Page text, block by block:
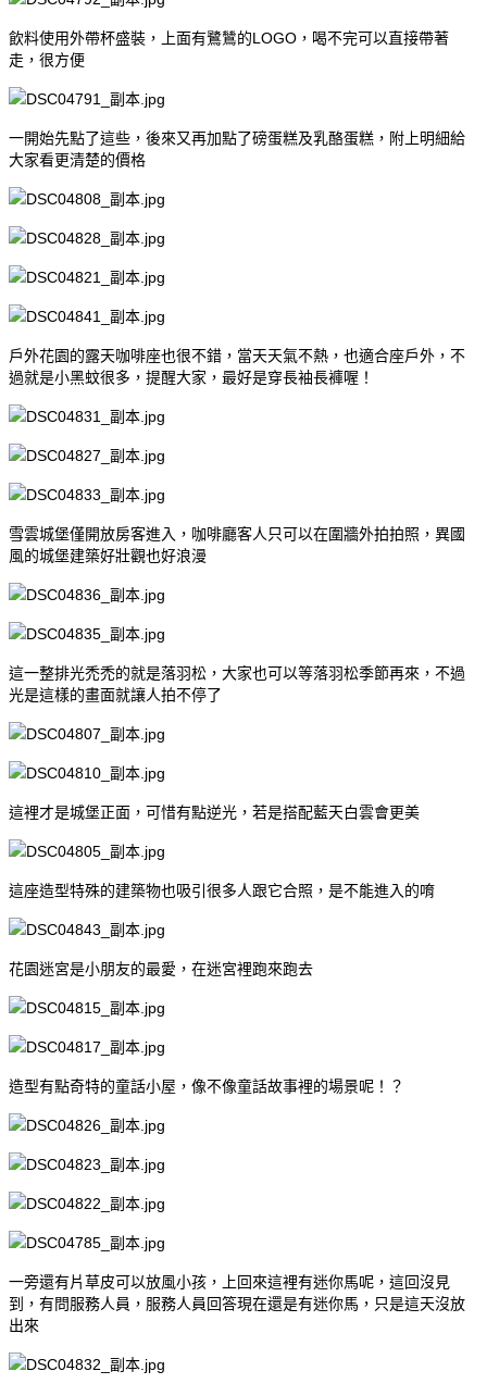
飲料使用外帶杯盛裝，上面有鷺鷥的LOGO，喝不完可以直接帶著
走，很方便
一開始先點了這些，後來又再加點了磅蛋糕及乳酪蛋糕，附上明細給
大家看更清楚的價格
戶外花園的露天咖啡座也很不錯，當天天氣不熱，也適合座戶外，不
過就是小黑蚊很多，提醒大家，最好是穿長袖長褲喔！
雪雲城堡僅開放房客進入，咖啡廳客人只可以在圍牆外拍拍照，異國
風的城堡建築好壯觀也好浪漫
這一整排光禿禿的就是落羽松，大家也可以等落羽松季節再來，不過
光是這樣的畫面就讓人拍不停了
這裡才是城堡正面，可惜有點逆光，若是搭配藍天白雲會更美
這座造型特殊的建築物也吸引很多人跟它合照，是不能進入的唷
花園迷宮是小朋友的最愛，在迷宮裡跑來跑去
造型有點奇特的童話小屋，像不像童話故事裡的場景呢！？
一旁還有片草皮可以放風小孩，上回來這裡有迷你馬呢，這回沒見
到，有問服務人員，服務人員回答現在還是有迷你馬，只是這天沒放
出來